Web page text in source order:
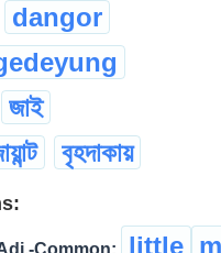
dangor
জাই
বৃহদাকায়
Common: little